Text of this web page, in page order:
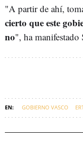
"A partir de ahí,
cierto que este
no", ha manifestado
GOBIERNO VASCO